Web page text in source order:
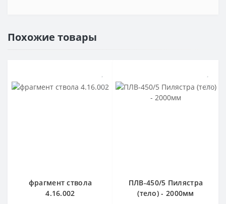
Похожие товары
фрагмент ствола
4.16.002
ПЛВ-450/5 Пилястра
(тело) - 2000мм